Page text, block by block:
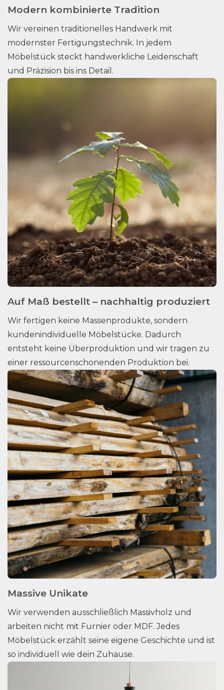
Modern kombinierte Tradition
Wir vereinen traditionelles Handwerk mit
modernster Fertigungstechnik. In jedem
Möbelstück steckt handwerkliche Leidenschaft
und Präzision bis ins Detail.
Auf Maß bestellt – nachhaltig produziert
Wir fertigen keine Massenprodukte, sondern
kundenindividuelle Möbelstücke. Dadurch
entsteht keine Überproduktion und wir tragen zu
einer ressourcenschonenden Produktion bei.
Massive Unikate
Wir verwenden ausschließlich Massivholz und
arbeiten nicht mit Furnier oder MDF. Jedes
Möbelstück erzählt seine eigene Geschichte und ist
so individuell wie dein Zuhause.